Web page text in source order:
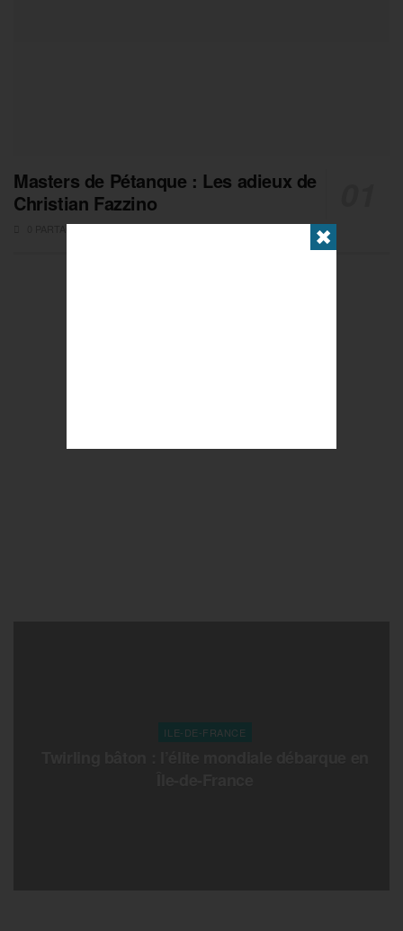
Masters de Pétanque : Les adieux de
Christian Fazzino
0 PARTAGES
ILE-DE-FRANCE
✖